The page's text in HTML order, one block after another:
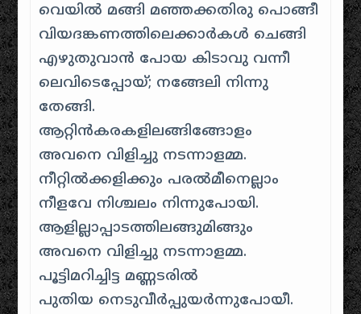
വെയില്‍ മങ്ങി മഞ്ഞക്കതിരു പൊങ്ങീ
വിയദങ്കണത്തിലെക്കാര്‍കള്‍ ചെങ്ങി
എഴുതുവാന്‍ പോയ കിടാവു വന്നീ
ലെവിടെപ്പോയ്‌; നങ്ങേലി നിന്നു
തേങ്ങി.
ആറ്റിന്‍കരകളിലങ്ങിങ്ങോളം
അവനെ വിളിച്ചു നടന്നാളമ്മ.
നീറ്റില്‍ക്കളിക്കും പരല്‍മീനെല്ലാം
നീളവേ നിശ്ചലം നിന്നുപോയി.
ആളില്ലാപ്പാടത്തിലങ്ങുമിങ്ങും
അവനെ വിളിച്ചു നടന്നാളമ്മ.
പൂട്ടിമറിച്ചിട്ട മണ്ണടരിൽ
പുതിയ നെടുവീര്‍പ്പുയര്‍ന്നുപോയീ.